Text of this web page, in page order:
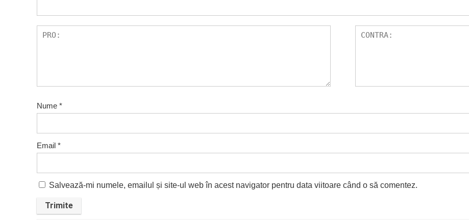
Nume *
Email *
Salvează-mi numele, emailul și site-ul web în acest navigator pentru data viitoare când o să comentez.